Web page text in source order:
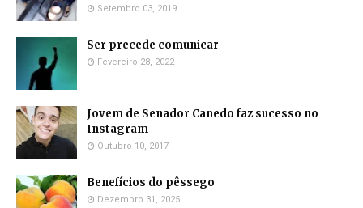
Setembro 03, 2019
Ser precede comunicar
Fevereiro 28, 2022
Jovem de Senador Canedo faz sucesso no
Instagram
Outubro 10, 2017
Benefícios do pêssego
Dezembro 31, 2025